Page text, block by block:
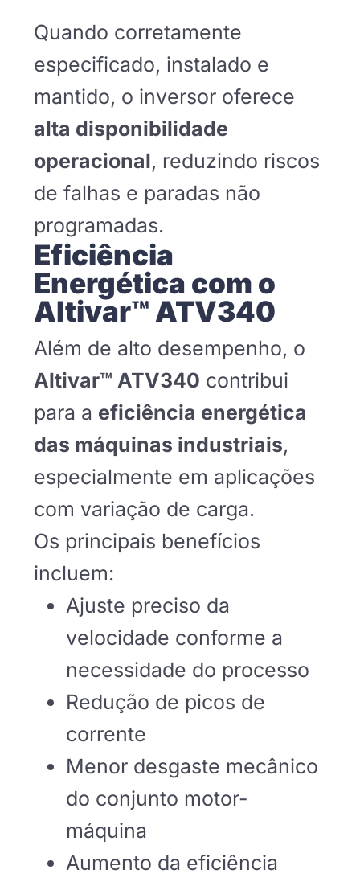
Quando corretamente
especificado, instalado e
mantido, o inversor oferece
alta disponibilidade
operacional, reduzindo riscos
de falhas e paradas não
programadas.
Eficiência
Energética com o
Altivar™ ATV340
Além de alto desempenho, o
Altivar™ ATV340 contribui
para a eficiência energética
das máquinas industriais,
especialmente em aplicações
com variação de carga.
Os principais benefícios
incluem:
Ajuste preciso da
velocidade conforme a
necessidade do processo
Redução de picos de
corrente
Menor desgaste mecânico
do conjunto motor-
máquina
Aumento da eficiência